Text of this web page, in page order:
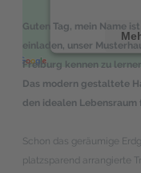
powered
Guten Tag, mein Name
einladen, unser
Freiburg kennen zu
Das modern gestaltete
den idealen Lebensraum
Schon das geräumige
platzsparend arrangierte